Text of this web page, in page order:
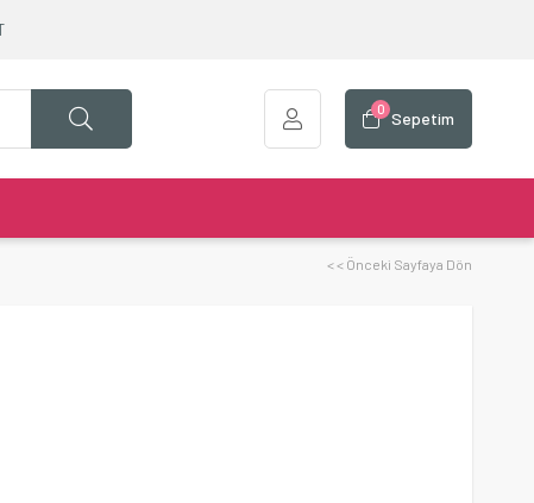
Sepetim
0
< < Önceki Sayfaya Dön